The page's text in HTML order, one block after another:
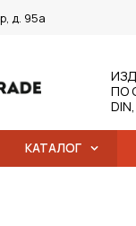
д. 95а
ПО
КАТАЛОГ